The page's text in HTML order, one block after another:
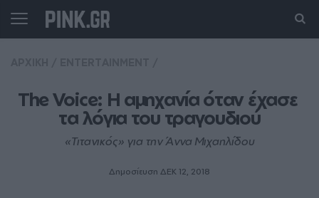
The Voice: Η αμηχανία όταν έχασε
τα λόγια του τραγουδιού
«Τιτανικός» για την Άννα Μιχαηλίδου
Δημοσίευση ΔΕΚ 12, 2018